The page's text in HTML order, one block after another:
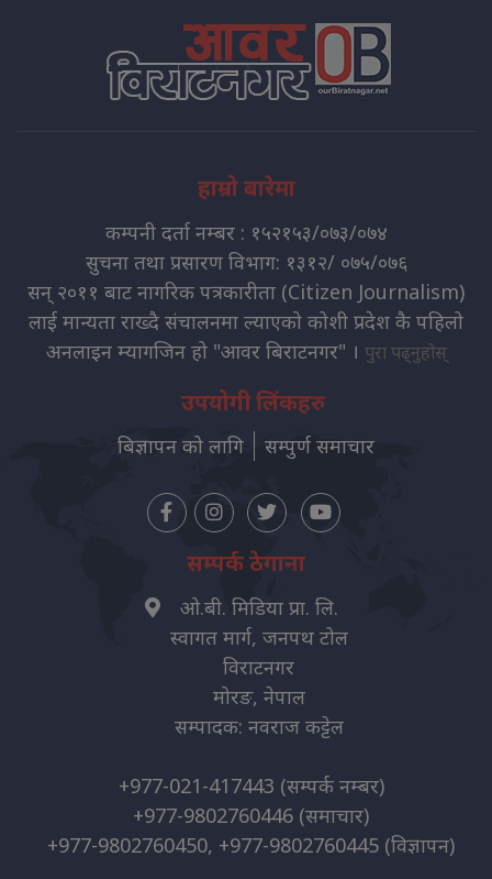
हाम्रो बारेमा
कम्पनी दर्ता नम्बर : १५२१५३/०७३/०७४
सुचना तथा प्रसारण विभाग: १३१२/ ०७५/०७६
सन् २०११ बाट नागरिक पत्रकारीता (Citizen Journalism)
लाई मान्यता राख्दै संचालनमा ल्याएको कोशी प्रदेश कै पहिलो
अनलाइन म्यागजिन हो "आवर बिराटनगर" । पुरा पढ्नुहोस्
उपयोगी लिंकहरु
बिज्ञापन को लागि सम्पुर्ण समाचार
सम्पर्क ठेगाना
ओ.बी. मिडिया प्रा. लि.
स्वागत मार्ग, जनपथ टोल
विराटनगर
मोरङ, नेपाल
सम्पादक: नवराज कट्टेल
+977-021-417443 (सम्पर्क नम्बर)
+977-9802760446 (समाचार)
+977-9802760450, +977-9802760445 (विज्ञापन)